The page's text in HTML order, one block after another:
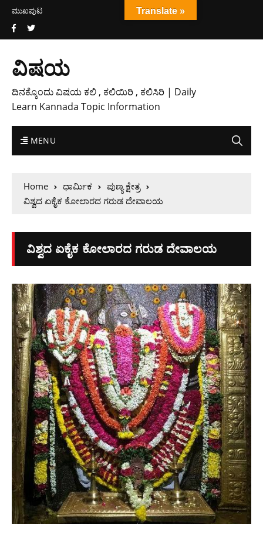
ಮುಖಪುಟ
ವಿಷಯ
ದಿನಕ್ಕೊಂದು ವಿಷಯ ಕಲಿ , ಕಲಿಯಿರಿ , ಕಲಿಸಿರಿ | Daily
Learn Kannada Topic Information
MENU
Home ಧಾರ್ಮಿಕ
ಪುಣ್ಯ ಕ್ಷೇತ್ರ
ವಿಶ್ವದ ಏಕೈಕ ಕೋಲಾರದ ಗರುಡ ದೇವಾಲಯ
ವಿಶ್ವದ ಏಕೈಕ ಕೋಲಾರದ ಗರುಡ ದೇವಾಲಯ
Translate »